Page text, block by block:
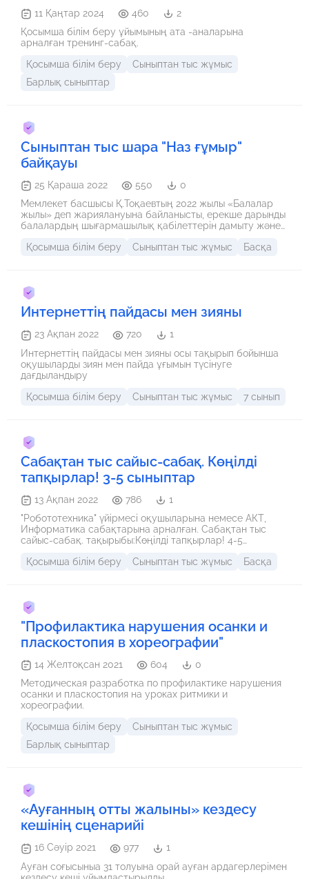
11 Қаңтар 2024 460
2
Қосымша білім беру ұйымының ата -аналарына
арналған тренинг-сабақ.
Қосымша білім беру
Сыныптан тыс жұмыс
Барлық сыныптар
Сыныптан тыс шара "Наз ғұмыр"
байқауы
25 Қараша 2022 550
0
Мемлекет басшысы Қ.Тоқаевтың 2022 жылы «Балалар
жылы» деп жариялануына байланысты, ерекше дарынды
балалардың шығармашылық қабілеттерін дамыту және
елге таныту мақсатында өткелі отырған мектепшілік
Қосымша білім беру Сыныптан тыс жұмыс Басқа
Интернеттің пайдасы мен зияны
23 Ақпан 2022 720
1
Интернеттің пайдасы мен зияны осы тақырып бойынша
оқушыларды зиян мен пайда ұғымын түсінуге
дағдыландыру
Қосымша білім беру
Сыныптан тыс жұмыс 7 сынып
Сабақтан тыс сайыс-сабақ. Көңілді
тапқырлар! 3-5 сыныптар
13 Ақпан 2022 786
1
"Робототехника" үйірмесі оқушыларына немесе АКТ,
Информатика сабақтарына арналған. Сабақтан тыс
сайыс-сабақ. тақырыбы:Көңілді тапқырлар! 4-5
Қосымша білім беру
Сыныптан тыс жұмыс Басқа
"Профилактика нарушения осанки и
пласкостопия в хореографии"
14 Желтоқсан 2021 604
0
Методическая разработка по профилактике нарушения
осанки и пласкостопия на уроках ритмики и
хореографии.
Қосымша білім беру
Сыныптан тыс жұмыс
Барлық сыныптар
«Ауғанның отты жалыны» кездесу
кешінің сценарийі
16 Сәуір 2021 977
1
Ауған соғысыныа 31 толуына орай ауған ардагерлерімен